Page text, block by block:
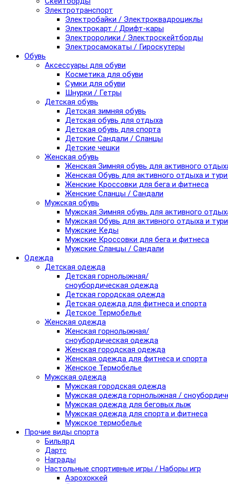
Электротранспорт
Электробайки / Электроквадроциклы
Электрокарт / Дрифт-кары
Электроролики / Электроскейтборды
Электросамокаты / Гироскутеры
Обувь
Аксессуары для обуви
Косметика для обуви
Сумки для обуви
Шнурки / Гетры
Детская обувь
Детская зимняя обувь
Детская обувь для отдыха
Детская обувь для спорта
Детские Сандали / Сланцы
Детские чешки
Женская обувь
Женская Зимняя обувь для активного
Женская Обувь для активного отдыха и
Женские Кроссовки для бега и фитнеса
Женские Сланцы / Сандали
Мужская обувь
Мужская Зимняя обувь для активного
Мужская Обувь для активного отдыха и
Мужские Кеды
Мужские Кроссовки для бега и фитнеса
Мужские Сланцы / Сандали
Одежда
Детская одежда
Детская горнолыжная/
сноубордическая одежда
Детская городская одежда
Детская одежда для фитнеса и спорта
Детское Термобелье
Женская одежда
Женская горнолыжная/
сноубордическая одежда
Женская городская одежда
Женская одежда для фитнеса и спорта
Женское Термобелье
Мужская одежда
Мужская городская одежда
Мужская одежда горнолыжная /
Мужская одежда для беговых лыж
Мужская одежда для спорта и фитнеса
Мужское термобелье
Прочие виды спорта
Бильярд
Дартс
Награды
Настольные спортивные игры / Наборы игр
Аэрохоккей